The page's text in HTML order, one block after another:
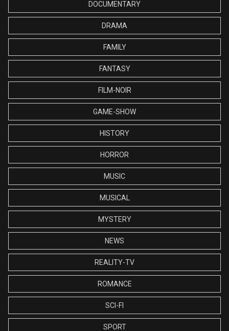
DOCUMENTARY
DRAMA
FAMILY
FANTASY
FILM-NOIR
GAME-SHOW
HISTORY
HORROR
MUSIC
MUSICAL
MYSTERY
NEWS
REALITY-TV
ROMANCE
SCI-FI
SPORT